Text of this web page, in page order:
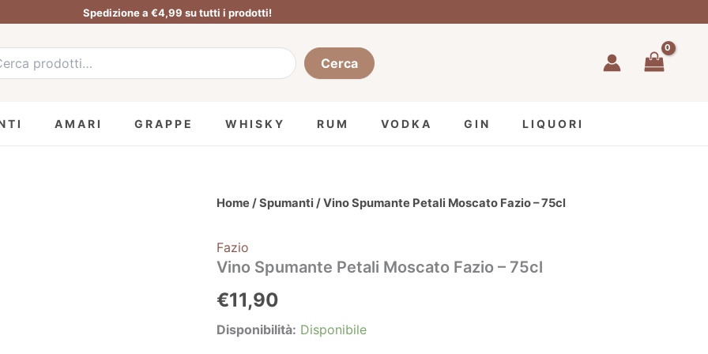
Spedizione a €4,99 su tutti i prodotti!
Cerca
AMARI GRAPPE WHISKY RUM VODKA GIN LIQUORI
Home/Spumanti / Vino Spumante Petali Moscato Fazio – 75cl
Fazio
Vino Spumante Petali Moscato Fazio – 75cl
€11,90
Disponibilità: Disponibile
Vino
Moscato
Fazio
75cl
quantità